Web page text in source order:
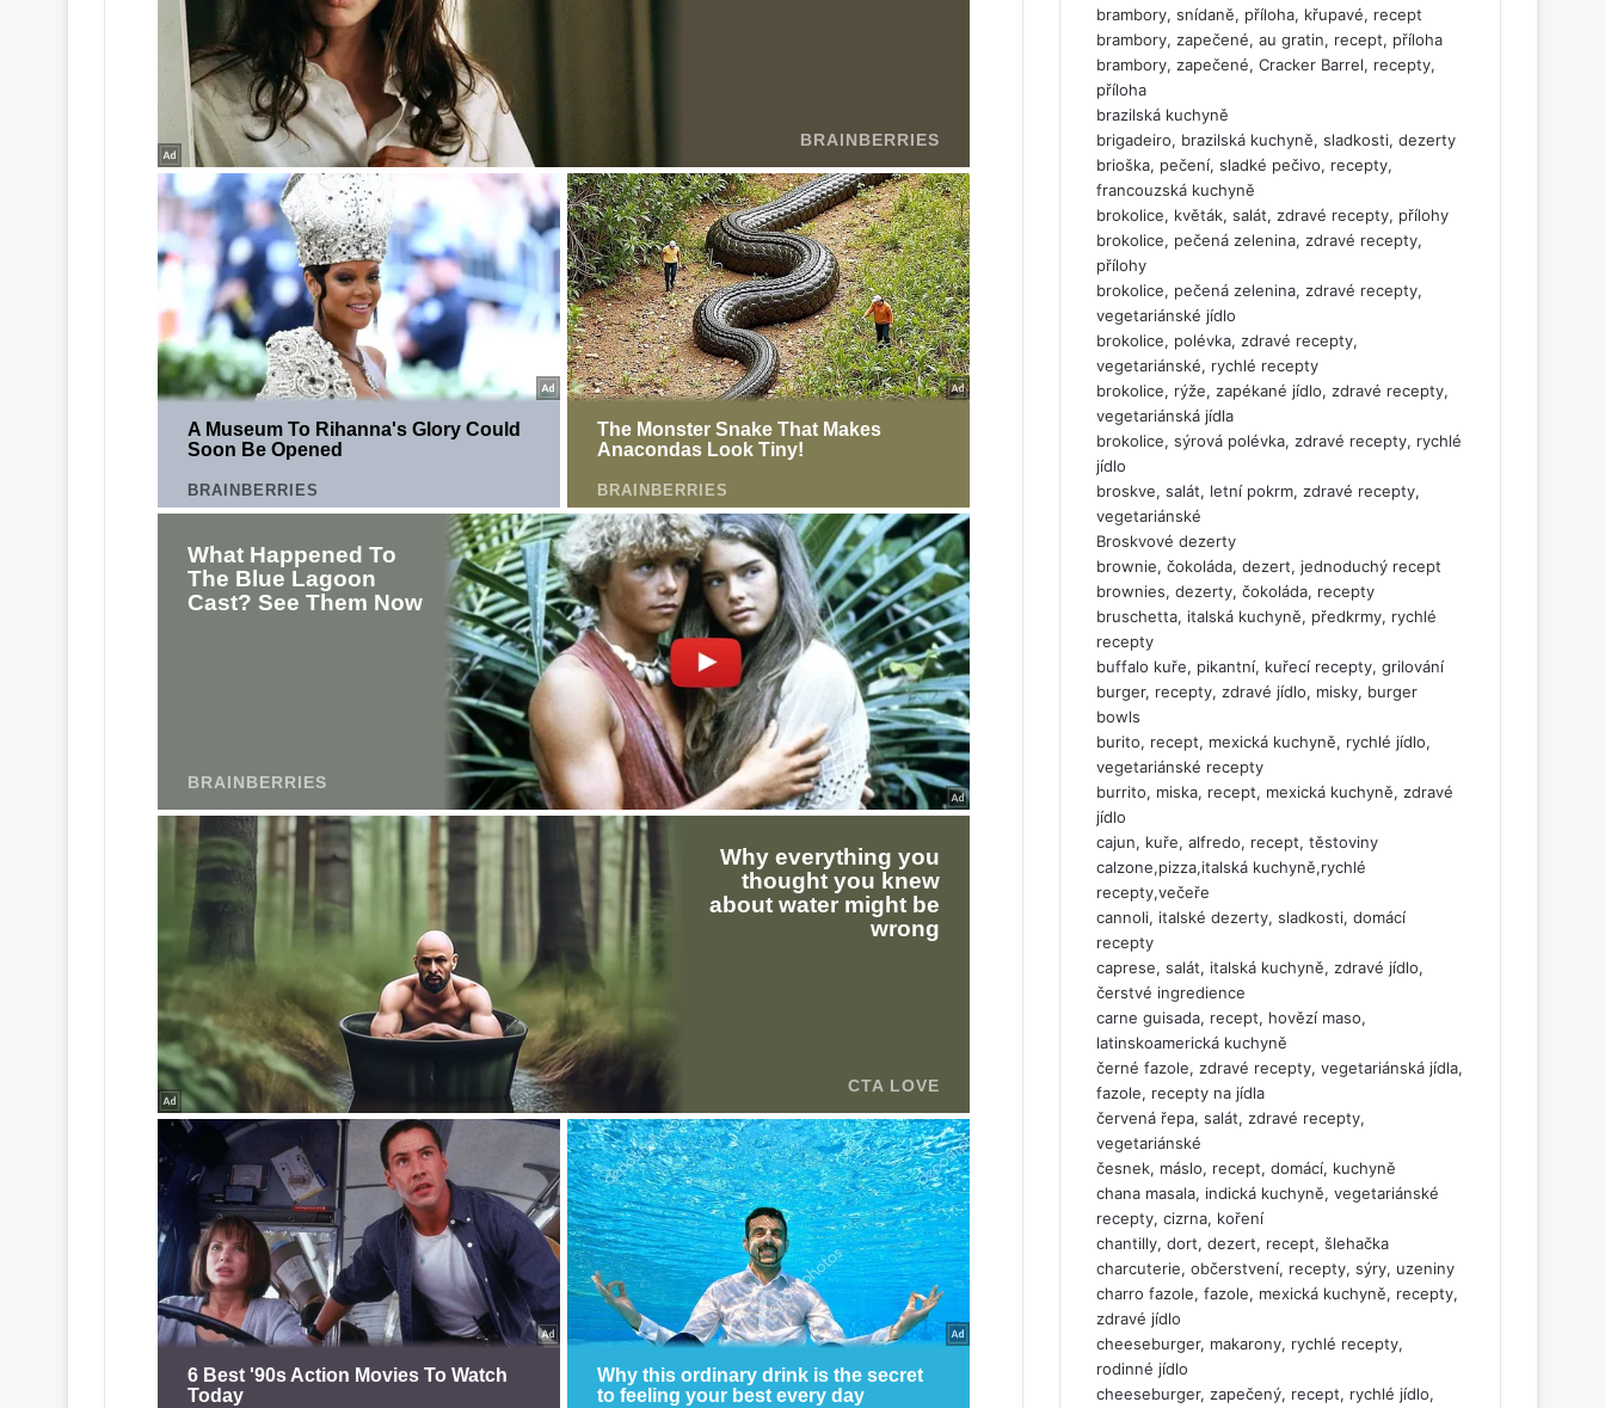
brambory, snídaně, příloha, křupavé, recept
brambory, zapečené, au gratin, recept, příloha
brambory, zapečené, Cracker Barrel, recepty,
příloha
brazilská kuchyně
brigadeiro, brazilská kuchyně, sladkosti, dezerty
brioška, pečení, sladké pečivo, recepty,
francouzská kuchyně
brokolice, květák, salát, zdravé recepty, přílohy
brokolice, pečená zelenina, zdravé recepty,
přílohy
brokolice, pečená zelenina, zdravé recepty,
vegetariánské jídlo
brokolice, polévka, zdravé recepty,
vegetariánské, rychlé recepty
brokolice, rýže, zapékané jídlo, zdravé recepty,
vegetariánská jídla
brokolice, sýrová polévka, zdravé recepty, rychlé
jídlo
broskve, salát, letní pokrm, zdravé recepty,
vegetariánské
Broskvové dezerty
brownie, čokoláda, dezert, jednoduchý recept
brownies, dezerty, čokoláda, recepty
bruschetta, italská kuchyně, předkrmy, rychlé
recepty
buffalo kuře, pikantní, kuřecí recepty, grilování
burger, recepty, zdravé jídlo, misky, burger
bowls
burito, recept, mexická kuchyně, rychlé jídlo,
vegetariánské recepty
burrito, miska, recept, mexická kuchyně, zdravé
jídlo
cajun, kuře, alfredo, recept, těstoviny
calzone,pizza,italská kuchyně,rychlé
recepty,večeře
cannoli, italské dezerty, sladkosti, domácí
recepty
caprese, salát, italská kuchyně, zdravé jídlo,
čerstvé ingredience
carne guisada, recept, hovězí maso,
latinskoamerická kuchyně
černé fazole, zdravé recepty, vegetariánská jídla,
fazole, recepty na jídla
červená řepa, salát, zdravé recepty,
vegetariánské
česnek, máslo, recept, domácí, kuchyně
chana masala, indická kuchyně, vegetariánské
recepty, cizrna, koření
chantilly, dort, dezert, recept, šlehačka
charcuterie, občerstvení, recepty, sýry, uzeniny
charro fazole, fazole, mexická kuchyně, recepty,
zdravé jídlo
cheeseburger, makarony, rychlé recepty,
rodinné jídlo
cheeseburger, zapečený, recept, rychlé jídlo,